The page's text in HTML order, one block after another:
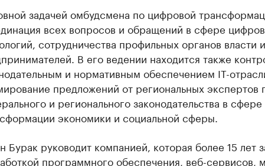
задачей омбудсмена по цифровой
всех вопросов и обращений в сфере
сотрудничества профильных органов власти и
В его ведении находится также
и нормативным обеспечением IT-
предложений от региональных экспертов
и регионального законодательства в
экономики и социальной сферы.
Бурак руководит компанией, которая более 15 лет
программного обеспечения, веб-сервисов,